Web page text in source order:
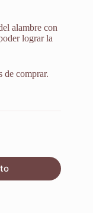
alambre con
lograr la
de comprar.